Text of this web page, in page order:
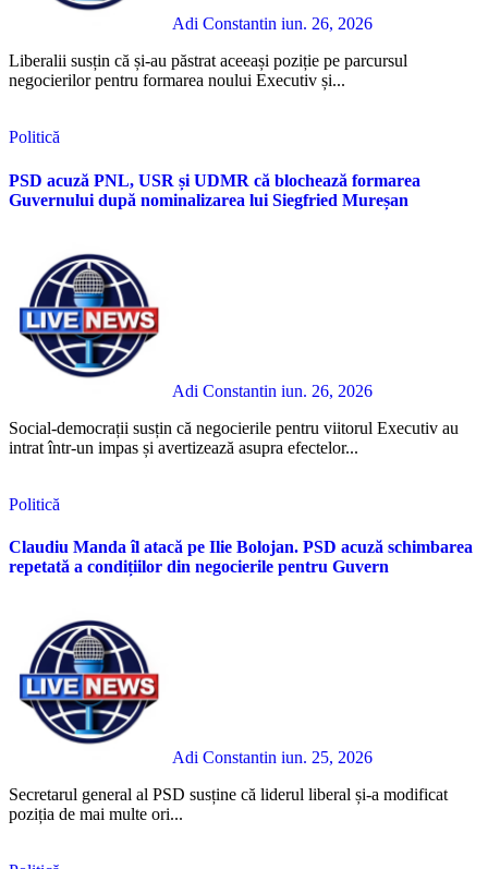
Adi Constantin iun. 26, 2026
Liberalii susțin că și-au păstrat aceeași poziție pe parcursul
negocierilor pentru formarea noului Executiv și...
Politică
PSD acuză PNL, USR și UDMR că blochează formarea
Guvernului după nominalizarea lui Siegfried Mureșan
Adi Constantin iun. 26, 2026
Social-democrații susțin că negocierile pentru viitorul Executiv au
intrat într-un impas și avertizează asupra efectelor...
Politică
Claudiu Manda îl atacă pe Ilie Bolojan. PSD acuză schimbarea
repetată a condițiilor din negocierile pentru Guvern
Adi Constantin iun. 25, 2026
Secretarul general al PSD susține că liderul liberal și-a modificat
poziția de mai multe ori...